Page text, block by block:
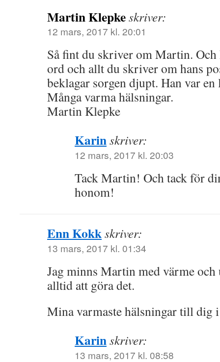
Martin Klepkeskriver:
12 mars, 2017 kl. 20:01
Så fint du skriver om Martin. Och
ord och allt du skriver om hans
beklagar sorgen djupt. Han var en
Många varma hälsningar.
Martin Klepke
Karinskriver:
12 mars, 2017 kl. 20:03
Tack Martin! Och tack för
honom!
Enn Kokkskriver:
13 mars, 2017 kl. 01:34
Jag minns Martin med värme
alltid att göra det.
Mina varmaste hälsningar till dig
Karinskriver:
13 mars, 2017 kl. 08:58